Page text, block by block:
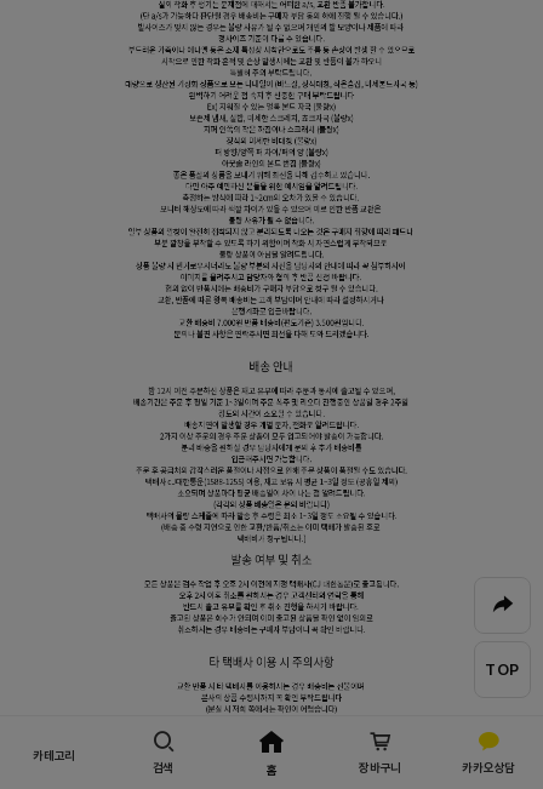
TOP
카테고리
검색
홈 장바구니 카카오상담